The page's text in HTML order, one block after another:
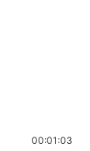
00:01:03